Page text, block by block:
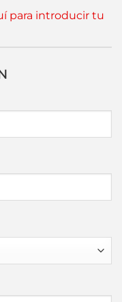
para introducir tu